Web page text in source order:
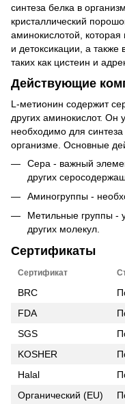
синтеза белка в
кристаллический
аминокислотой,
и детоксикации, а также
таких как цистеин и
Действующие
L-метионин содержит
других аминокислот. Он
необходимо для
организме. Основные
Сера - важный
других
Аминогруппы -
Метильные группы -
других молекул.
Сертификаты
Сертификат
BRC
FDA
SGS
KOSHER
Halal
Органический (EU)